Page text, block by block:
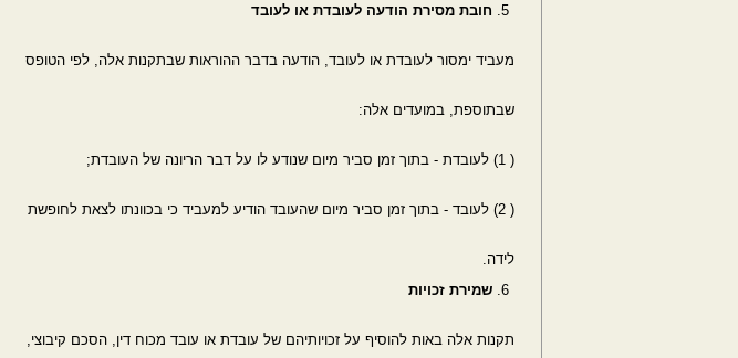
חובת מסירת הודעה לעובדת או לעובד
מעביד ימסור לעובדת או לעובד, הודעה בדבר ההוראות שבתקנות אלה, לפי הטופס
שבתוספת, במועדים אלה:
( 1) לעובדת - בתוך זמן סביר מיום שנודע לו על דבר הריונה של העובדת;
( 2) לעובד - בתוך זמן סביר מיום שהעובד הודיע למעביד כי בכוונתו לצאת לחופשת
לידה.
שמירת זכויות
תקנות אלה באות להוסיף על זכויותיהם של עובדת או עובד מכוח דין, הסכם קיבוצי,